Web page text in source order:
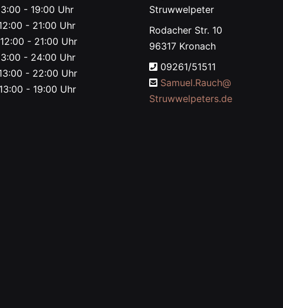
- 19:00 Uhr
- 21:00 Uhr
12:00 - 21:00 Uhr
- 24:00 Uhr
- 22:00 Uhr
13:00 - 19:00 Uhr
Struwwelpeter
Rodacher Str. 10
96317 Kronach
09261/51511
Samuel.Rauch@
Struwwelpeters.de